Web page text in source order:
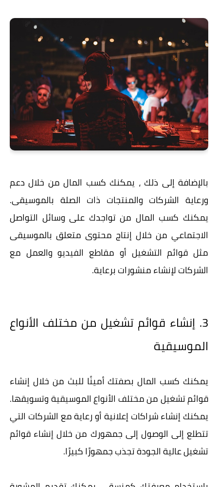
بالإضافة إلى ذلك ، يمكنك كسب المال من خلال دعم
ورعاية الشركات والمنتجات ذات الصلة بالموسيقى.
يمكنك كسب المال من تواجدك على وسائل التواصل
الاجتماعي من خلال إنتاج محتوى متعلق بالموسيقى
مثل قوائم التشغيل أو مقاطع الفيديو والعمل مع
الشركات لإنشاء منشورات برعاية.
3. إنشاء قوائم تشغيل من مختلف الأنواع
الموسيقية
يمكنك كسب المال بصفتك أمينًا للبث من خلال إنشاء
قوائم تشغيل من مختلف الأنواع الموسيقية وتسويقها.
يمكنك إنشاء شراكات إعلانية أو رعاية مع الشركات التي
تتطلع إلى الوصول إلى جمهورك من خلال إنشاء قوائم
تشغيل عالية الجودة تجذب جمهورًا كبيرًا.